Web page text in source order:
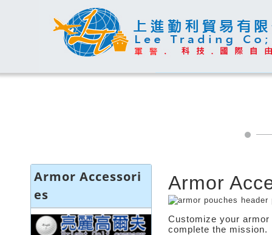
Armor Accessori
es
Armor
Customize your
complete the mission.